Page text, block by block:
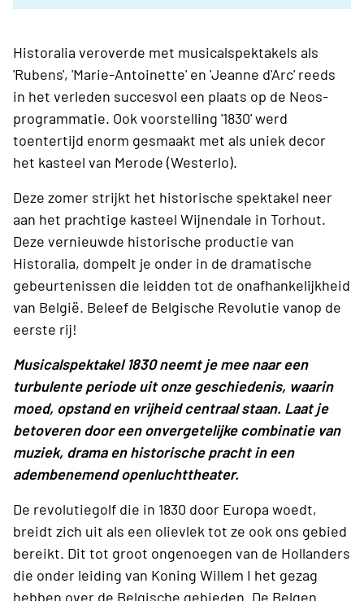
Historalia veroverde met musicalspektakels als
'Rubens', 'Marie-Antoinette' en 'Jeanne d'Arc' reeds
in het verleden succesvol een plaats op de Neos-
programmatie. Ook voorstelling '1830' werd
toentertijd enorm gesmaakt met als uniek decor
het kasteel van Merode (Westerlo).
Deze zomer strijkt het historische spektakel neer
aan het prachtige kasteel Wijnendale in Torhout.
Deze vernieuwde historische productie van
Historalia, dompelt je onder in de dramatische
gebeurtenissen die leidden tot de onafhankelijkheid
van België. Beleef de Belgische Revolutie vanop de
eerste rij!
Musicalspektakel 1830 neemt je mee naar een
turbulente periode uit onze geschiedenis, waarin
moed, opstand en vrijheid centraal staan. Laat je
betoveren door een onvergetelijke combinatie van
muziek, drama en historische pracht in een
adembenemend openluchttheater.
De revolutiegolf die in 1830 door Europa woedt,
breidt zich uit als een olievlek tot ze ook ons gebied
bereikt. Dit tot groot ongenoegen van de Hollanders
die onder leiding van Koning Willem I het gezag
hebben over de Belgische gebieden. De Belgen